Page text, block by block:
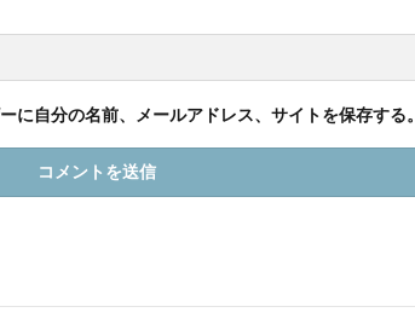
に自分の名前、メールアドレス、サイトを保存する。